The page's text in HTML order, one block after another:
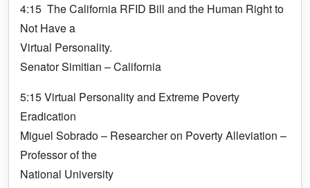
4:15 The California RFID Bill and the Human Right to
Not Have a
Virtual Personality.
Senator Simitian – California
5:15 Virtual Personality and Extreme Poverty
Eradication
Miguel Sobrado – Researcher on Poverty Alleviation –
Professor of the
National University